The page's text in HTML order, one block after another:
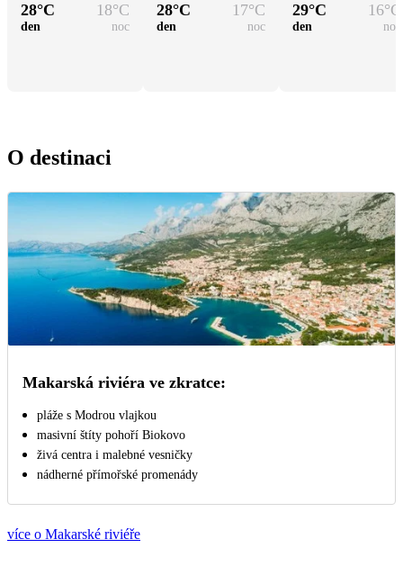
28°C 18°C
den noc
28°C 17°C
den noc
29°C 16°C
den noc
O destinaci
Makarská riviéra ve zkratce:
pláže s Modrou vlajkou
masivní štíty pohoří Biokovo
živá centra i malebné vesničky
nádherné přímořské promenády
více o Makarské riviéře